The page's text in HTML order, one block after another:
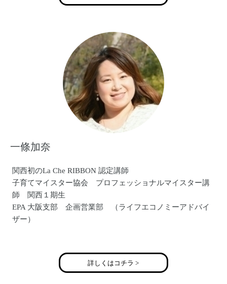
一條加奈
関西初のLa Che RIBBON 認定講師
子育てマイスター協会 プロフェッショナルマイスター講
師 関西１期生
EPA 大阪支部 企画営業部 （ライフエコノミーアドバイ
ザー）
２０１７年からは
詳しくはコチラ >